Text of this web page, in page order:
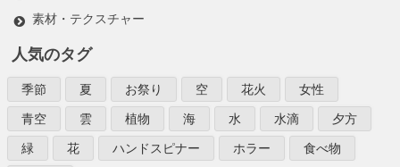
素材・テクスチャー
人気のタグ
季節 夏 お祭り 空 花火
女性
青空
雲 植物 海 水 水滴
夕方
緑
花 ハンドスピナー ホラー
食べ物